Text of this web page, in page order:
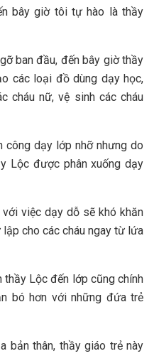
bây giờ tôi tự hào là thầy
ban đầu, đến bây giờ thầy
các loại đồ dùng dạy học,
cháu nữ, vệ sinh các cháu
công dạy lớp nhỡ nhưng do
Lộc được phân xuống dạy
việc dạy dỗ sẽ khó khăn
cho các cháu ngay từ lứa
thầy Lộc đến lớp cũng chính
bó hơn với những đứa trẻ
bản thân, thầy giáo trẻ này